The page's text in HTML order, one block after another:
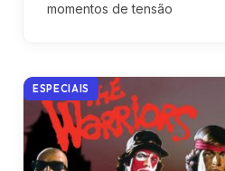
momentos de tensão
ESPECIAIS